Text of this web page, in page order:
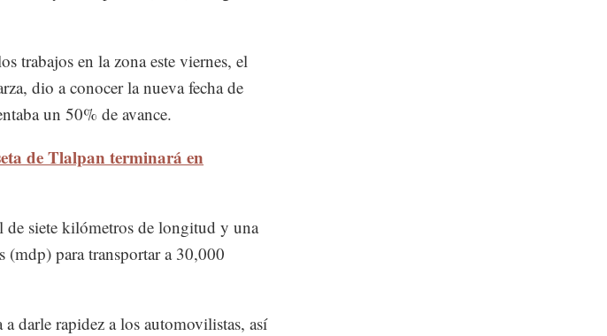
trabajos en la zona este viernes, el
dio a conocer la nueva fecha de
un 50% de avance.
de Tlalpan terminará en
siete kilómetros de longitud y una
(mdp) para transportar a 30,000
darle rapidez a los automovilistas, así